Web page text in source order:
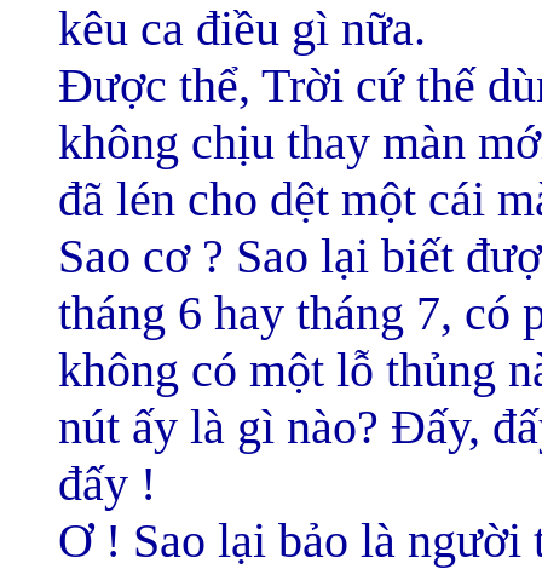
kêu ca điều gì nữa.
Được thể, Trời cứ thế
không chịu thay màn
đã lén cho dệt một cái
Sao cơ ? Sao lại biết
tháng 6 hay tháng 7, có
không có một lỗ thủng
nút ấy là gì nào? Đấy,
đấy !
Ơ ! Sao lại bảo là